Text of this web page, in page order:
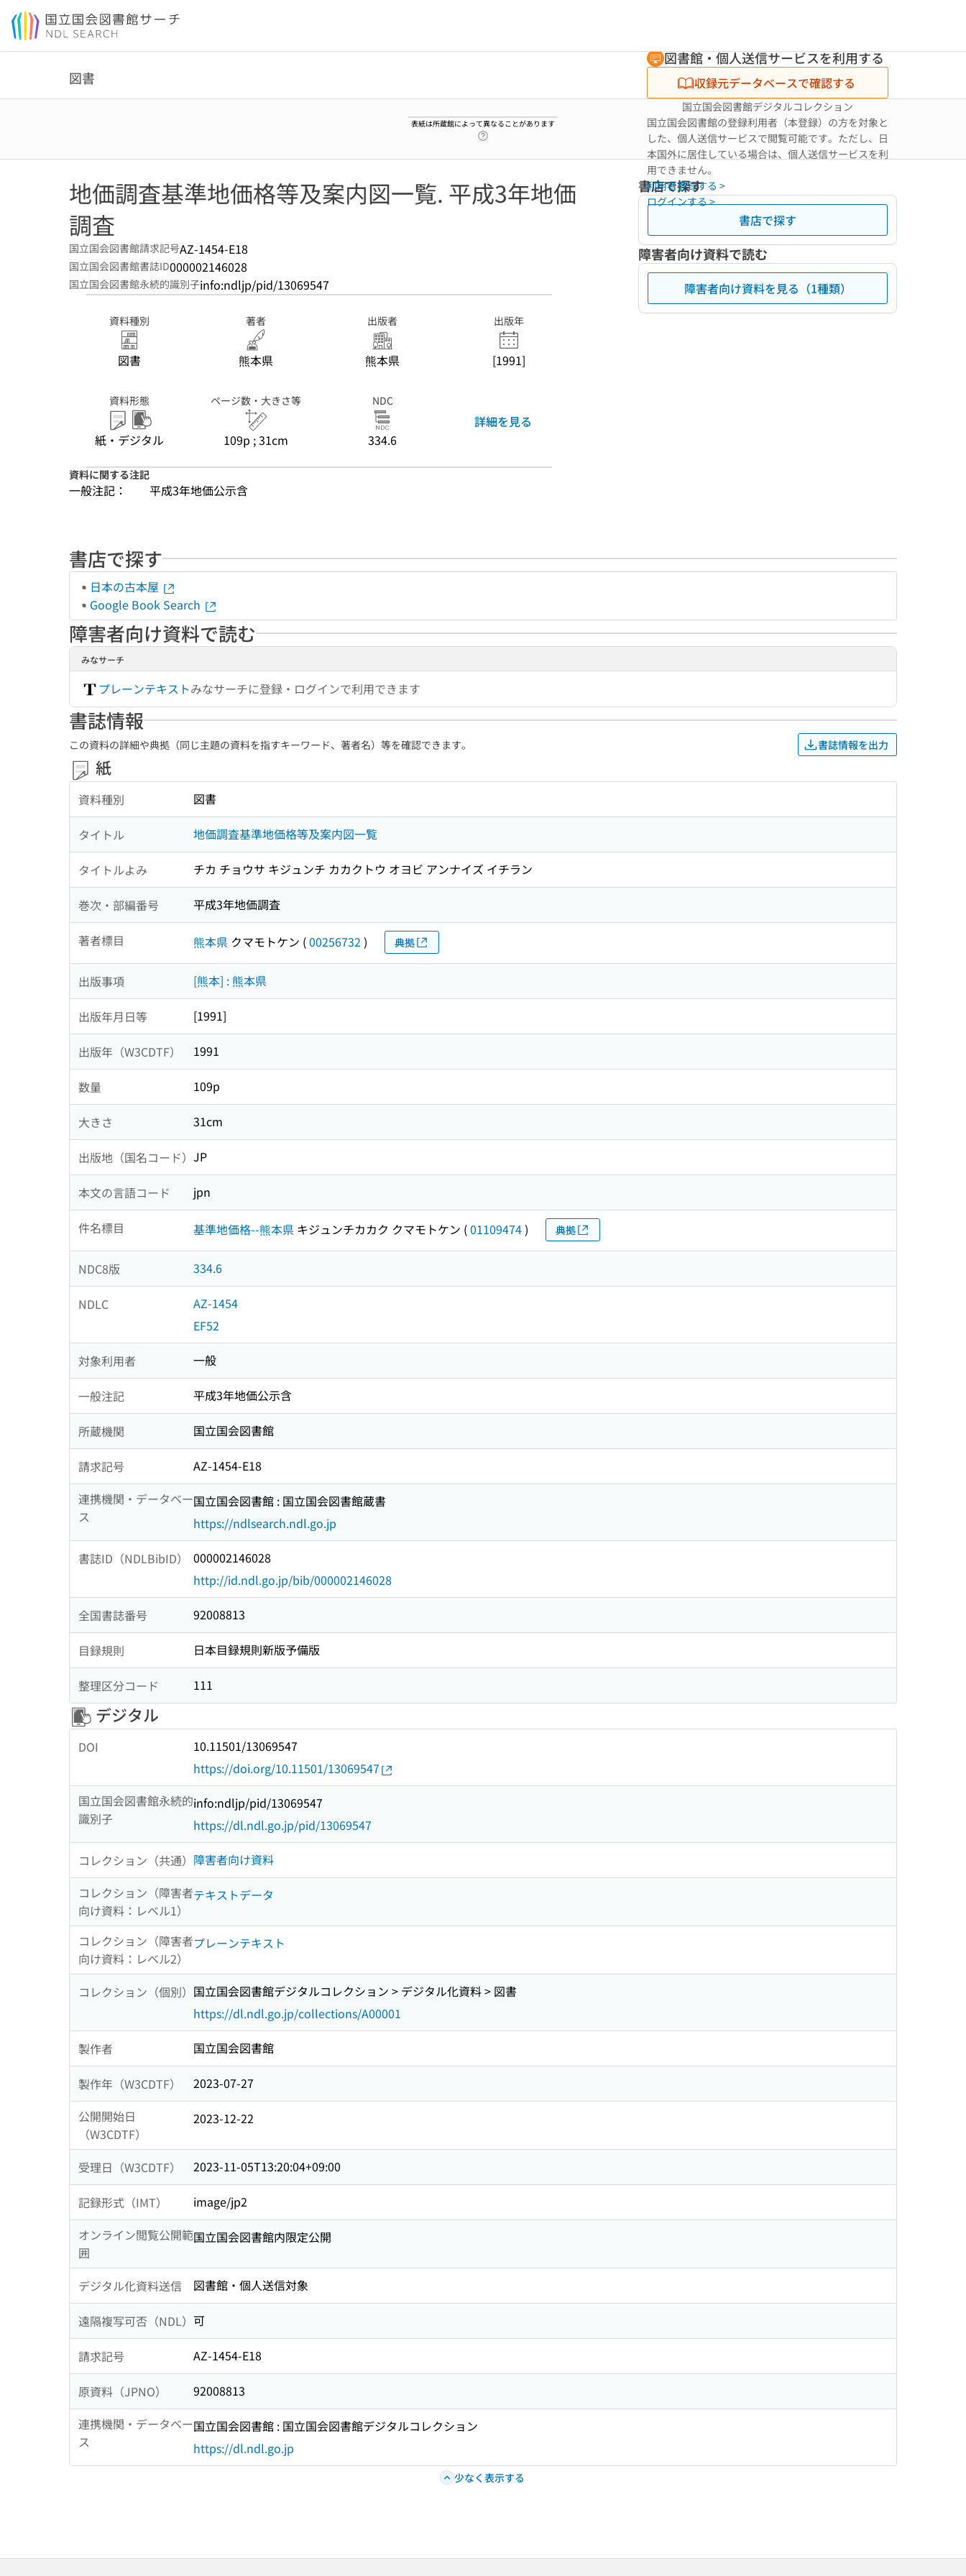
本文へ移動
図書
表紙は所蔵館によって異なることがあります
図書館・個人送信サービスを利用する
収録元データベースで確認する
国立国会図書館デジタルコレクション
国立国会図書館の登録利用者（本登録）の方を対象と
した、個人送信サービスで閲覧可能です。ただし、日
本国外に居住している場合は、個人送信サービスを利
用できません。
利用者登録する >
ログインする >
地価調査基準地価格等及案内図一覧. 平成3年地価
調査
国立国会図書館請求記号AZ-1454-E18
国立国会図書館書誌ID000002146028
国立国会図書館永続的識別子info:ndljp/pid/13069547
資料種別
図書
著者
熊本県
出版者
熊本県
出版年
[1991]
資料形態
紙・デジタル
ページ数・大きさ等
109p ; 31cm
NDC
334.6
詳細を見る
資料に関する注記
一般注記： 平成3年地価公示含
書店で探す
書店で探す
障害者向け資料で読む
障害者向け資料を見る（1種類）
書店で探す
日本の古本屋
Google Book Search
障害者向け資料で読む
みなサーチ
プレーンテキストみなサーチに登録・ログインで利用できます
書誌情報
この資料の詳細や典拠（同じ主題の資料を指すキーワード、著者名）等を確認できます。 書誌情報を出力
紙
資料種別 図書
タイトル 地価調査基準地価格等及案内図一覧
タイトルよみ チカ チョウサ キジュンチ カカクトウ オヨビ アンナイズ イチラン
巻次・部編番号 平成3年地価調査
著者標目 熊本県 クマモトケン (00256732 ) 典拠
出版事項 [熊本] : 熊本県
出版年月日等 [1991]
出版年（W3CDTF） 1991
数量 109p
大きさ 31cm
出版地（国名コード） JP
本文の言語コード jpn
件名標目 基準地価格--熊本県 キジュンチカカク クマモトケン (01109474) 典拠
NDC8版 334.6
NDLC
AZ-1454
EF52
対象利用者 一般
一般注記 平成3年地価公示含
所蔵機関 国立国会図書館
請求記号
AZ-1454-E18
連携機関・データベー
ス
国立国会図書館 : 国立国会図書館蔵書
https://ndlsearch.ndl.go.jp
書誌ID（NDLBibID）
000002146028
http://id.ndl.go.jp/bib/000002146028
全国書誌番号 92008813
目録規則 日本目録規則新版予備版
整理区分コード 111
デジタル
DOI
10.11501/13069547
https://doi.org/10.11501/13069547
国立国会図書館永続的
識別子
info:ndljp/pid/13069547
https://dl.ndl.go.jp/pid/13069547
コレクション（共通） 障害者向け資料
コレクション（障害者
向け資料：レベル1）
テキストデータ
コレクション（障害者
向け資料：レベル2）
プレーンテキスト
コレクション（個別） 国立国会図書館デジタルコレクション > デジタル化資料 > 図書
https://dl.ndl.go.jp/collections/A00001
製作者 国立国会図書館
製作年（W3CDTF）
2023-07-27
公開開始日
（W3CDTF）
2023-12-22
受理日（W3CDTF） 2023-11-05T13:20:04+09:00
記録形式（IMT）
image/jp2
オンライン閲覧公開範
囲
国立国会図書館内限定公開
デジタル化資料送信 図書館・個人送信対象
遠隔複写可否（NDL） 可
請求記号 AZ-1454-E18
原資料（JPNO）
92008813
連携機関・データベー
ス
国立国会図書館 : 国立国会図書館デジタルコレクション
https://dl.ndl.go.jp
少なく表示する